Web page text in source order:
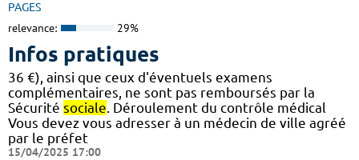
PAGES
relevance: 29%
Infos pratiques
36 €), ainsi que ceux d'éventuels examens
complémentaires, ne sont pas remboursés par la
Sécurité sociale. Déroulement du contrôle médical
Vous devez vous adresser à un médecin de ville agréé
par le préfet
15/04/2025 17:00